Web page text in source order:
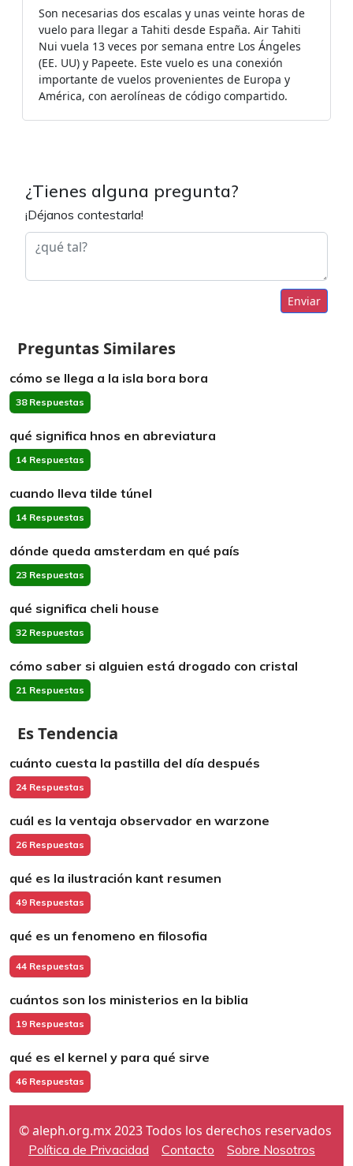
Son necesarias dos escalas y unas veinte horas de
vuelo para llegar a Tahiti desde España. Air Tahiti
Nui vuela 13 veces por semana entre Los Ángeles
(EE. UU) y Papeete. Este vuelo es una conexión
importante de vuelos provenientes de Europa y
América, con aerolíneas de código compartido.
¿Tienes alguna pregunta?
¡Déjanos contestarla!
Enviar
Preguntas Similares
cómo se llega a la isla bora bora
38 Respuestas
qué significa hnos en abreviatura
14 Respuestas
cuando lleva tilde túnel
14 Respuestas
dónde queda amsterdam en qué país
23 Respuestas
qué significa cheli house
32 Respuestas
cómo saber si alguien está drogado con cristal
21 Respuestas
Es Tendencia
cuánto cuesta la pastilla del día después
24 Respuestas
cuál es la ventaja observador en warzone
26 Respuestas
qué es la ilustración kant resumen
49 Respuestas
qué es un fenomeno en filosofia
44 Respuestas
cuántos son los ministerios en la biblia
19 Respuestas
qué es el kernel y para qué sirve
46 Respuestas
© aleph.org.mx 2023 Todos los derechos reservados
Política de Privacidad Contacto Sobre Nosotros